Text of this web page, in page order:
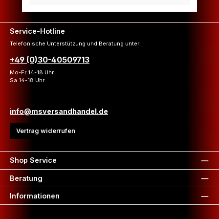
Service-Hotline
Telefonische Unterstützung und Beratung unter:
+49 (0)30-40509713
Mo-Fr 14-18 Uhr
Sa 14-18 Uhr
info@msversandhandel.de
Vertrag widerrufen
Shop Service
Beratung
Informationen